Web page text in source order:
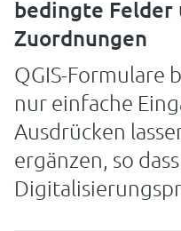
bedingte Felder
Zuordnungen
QGIS-Formulare
nur einfache
Ausdrücken
ergänzen, so